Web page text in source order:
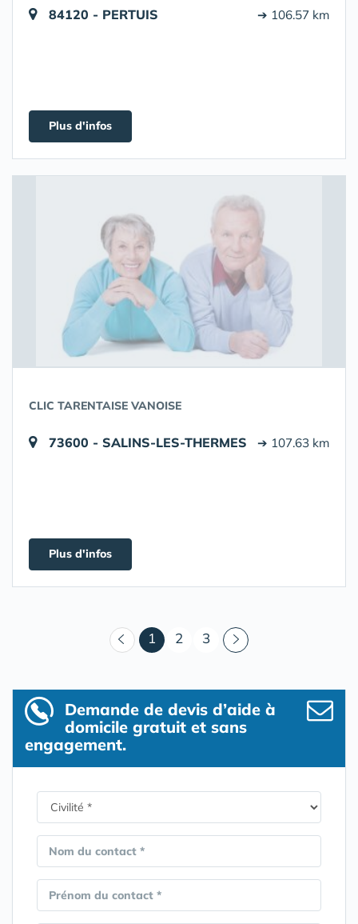
84120 - PERTUIS ➔ 106.57 km
Plus d'infos
CLIC TARENTAISE VANOISE
73600 - SALINS-LES-THERMES ➔ 107.63 km
Plus d'infos
1 (courant)
2 3
Demande de devis d’aide à
domicile gratuit et sans
engagement.
Nom du contact *
Prénom du contact *